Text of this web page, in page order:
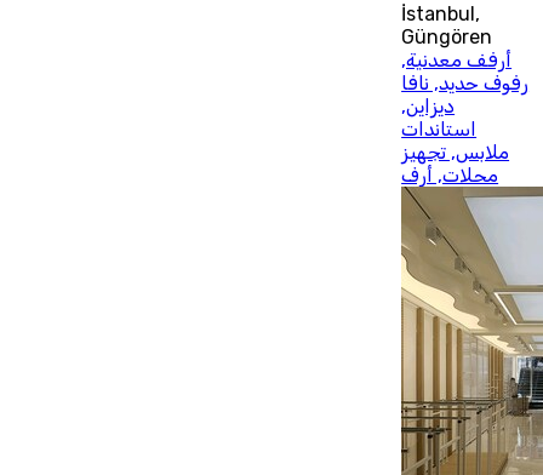
İstanbul,
Güngören
أرفف معدنية,
رفوف حديد, نافا
ديزاين,
استاندات
ملابس, تجهيز
محلات, أرف